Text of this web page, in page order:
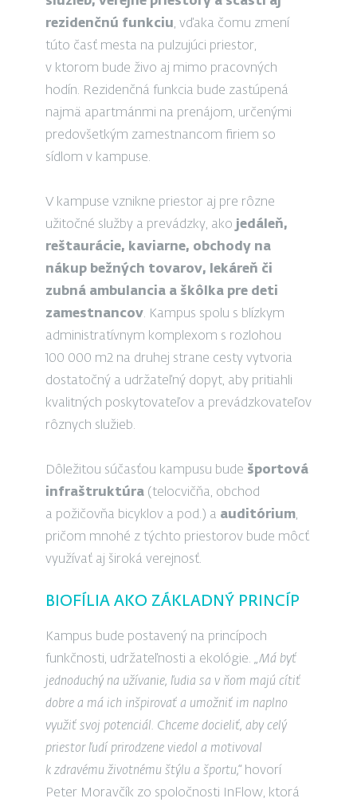
rezidenčnú funkciu, vďaka čomu zmení
túto časť mesta na pulzujúci priestor,
v ktorom bude živo aj mimo pracovných
hodín. Rezidenčná funkcia bude zastúpená
najmä apartmánmi na prenájom, určenými
predovšetkým zamestnancom firiem so
sídlom v kampuse.
V kampuse vznikne priestor aj pre rôzne
užitočné služby a prevádzky, ako jedáleň,
reštaurácie, kaviarne, obchody na
nákup bežných tovarov, lekáreň či
zubná ambulancia a škôlka pre deti
zamestnancov. Kampus spolu s blízkym
administratívnym komplexom s rozlohou
100 000 m2 na druhej strane cesty vytvoria
dostatočný a udržateľný dopyt, aby pritiahli
kvalitných poskytovateľov a prevádzkovateľov
rôznych služieb.
Dôležitou súčasťou kampusu bude športová
infraštruktúra(telocvičňa, obchod
a požičovňa bicyklov a pod.) a auditórium,
pričom mnohé z týchto priestorov bude môcť
využívať aj široká verejnosť.
BIOFÍLIA AKO ZÁKLADNÝ PRINCÍP
Kampus bude postavený na princípoch
funkčnosti, udržateľnosti a ekológie. „Má byť
jednoduchý na užívanie, ľudia sa v ňom majú cítiť
dobre a má ich inšpirovať a umožniť im naplno
využiť svoj potenciál. Chceme docieliť, aby celý
priestor ľudí prirodzene viedol a motivoval
k zdravému životnému štýlu a športu,“hovorí
Peter Moravčík zo spoločnosti InFlow, ktorá